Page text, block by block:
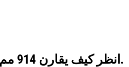
انظر كيف يقارن 914 مم (36 بوصة)، تثبيت بمسامير بالمنتجات التي تتم مقارنتها بشكل متكرر.